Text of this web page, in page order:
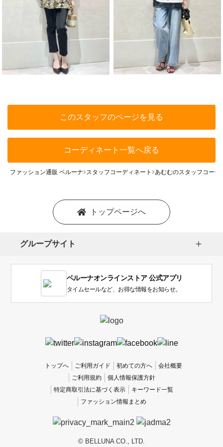
このスタッフのページを見る
コーディネート一覧へ戻る
ファッション通販 ベルーナ スタッフコーディネート あむむのスタッフコーデ
トップページへ
グループサイト
ベルーナオンラインストア 公式アプリ
タイムセールなど、お得な情報をお知らせ。
トップへ ご利用ガイド 初めての方へ
会社概要
ご利用規約
個人情報保護方針
特定商取引法に基づく表示
キーワード一覧
ファッション情報まとめ
© BELLUNA CO., LTD.